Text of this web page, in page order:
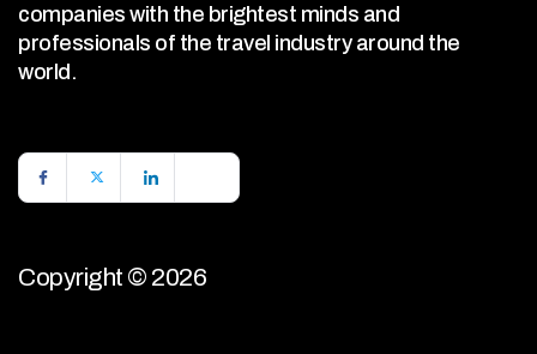
companies with the brightest minds and
professionals of the travel industry around the
world.
Copyright © 2026